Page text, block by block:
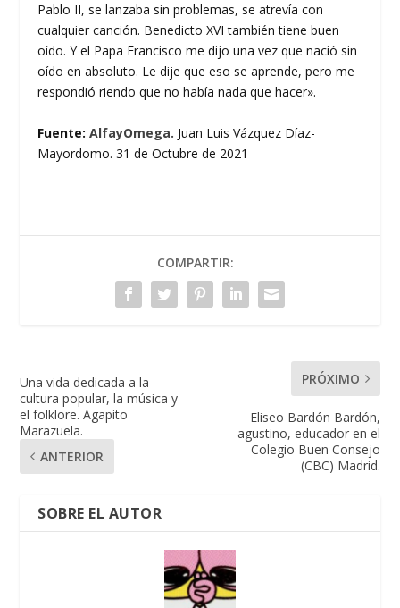
Pablo II, se lanzaba sin problemas, se atrevía con
cualquier canción. Benedicto XVI también tiene buen
oído. Y el Papa Francisco me dijo una vez que nació sin
oído en absoluto. Le dije que eso se aprende, pero me
respondió riendo que no había nada que hacer».
Fuente:AlfayOmega. Juan Luis Vázquez Díaz-
Mayordomo. 31 de Octubre de 2021
COMPARTIR:
Una vida dedicada a la
cultura popular, la música y
el folklore. Agapito
Marazuela.
ANTERIOR
PRÓXIMO
Eliseo Bardón Bardón,
agustino, educador en el
Colegio Buen Consejo
(CBC) Madrid.
SOBRE EL AUTOR